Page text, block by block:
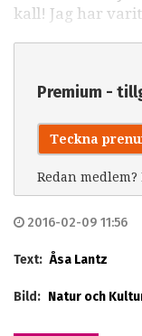
kall! Jag har
Premium -
Teckna
Redan medlem?
2016-02-09 11:56
Text: Åsa Lantz
Bild: Natur och